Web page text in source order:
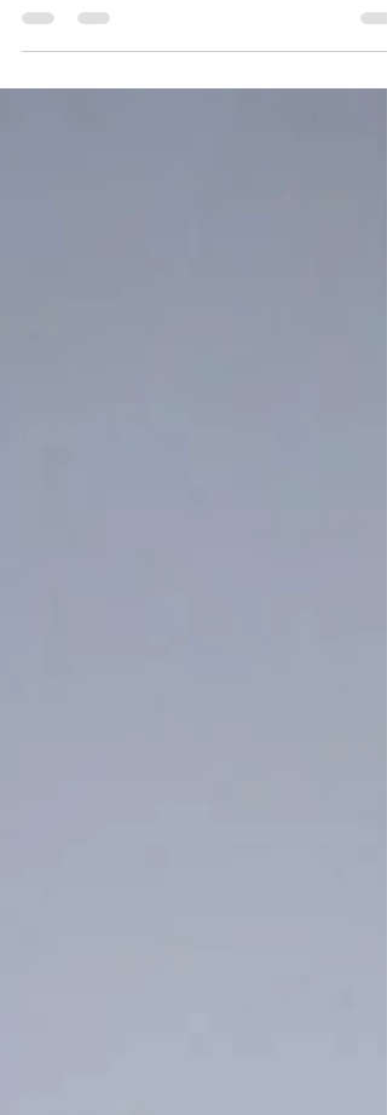
manutenção preventiva e atendimento...